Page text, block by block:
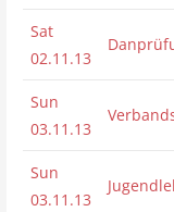
Sat
02.11.13
Sun
03.11.13
Sun
03.11.13